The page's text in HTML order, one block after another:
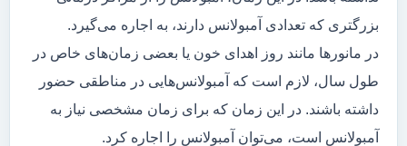
بزرگتری که تعدادی آمبولانس دارند، به اجاره می‌گیرد.
در مانور‌ها مانند روز اهدای خون یا بعضی زمان‌های خاص در
طول سال، لازم است که آمبولانس‌هایی در مناطقی حضور
داشته باشند. در این زمان که برای زمان مشخصی نیاز به
آمبولانس است، می‌توان آمبولانس را اجاره کرد.